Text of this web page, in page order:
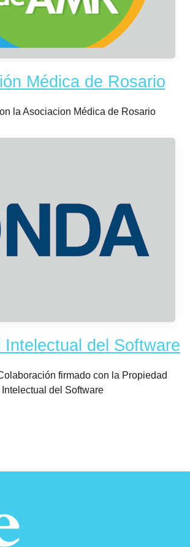
Médica de Rosario
la Asociacion Médica de Rosario
Intelectual del Software
firmado con la Propiedad
Intelectual del Software